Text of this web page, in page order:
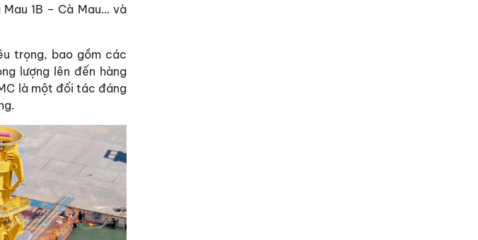
1B – Cà Mau… và
trọng, bao gồm các
lượng lên đến hàng
là một đối tác đáng